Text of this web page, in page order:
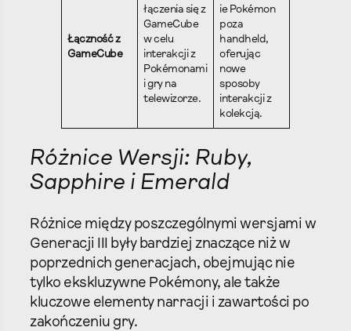
Łączność z
GameCube
łączenia się z
GameCube
w celu
interakcji z
Pokémonami
i gry na
telewizorze.
ie Pokémon
poza
handheld,
oferując
nowe
sposoby
interakcji z
kolekcją.
Różnice Wersji: Ruby,
Sapphire i Emerald
Różnice między poszczególnymi wersjami w
Generacji III były bardziej znaczące niż w
poprzednich generacjach, obejmując nie
tylko ekskluzywne Pokémony, ale także
kluczowe elementy narracji i zawartości po
zakończeniu gry.